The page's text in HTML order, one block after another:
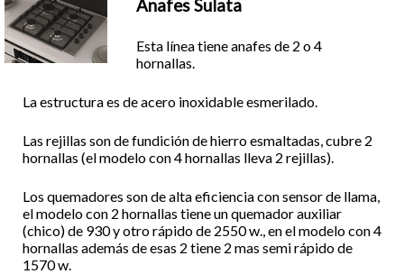
Anafes Sulata
Esta línea tiene anafes de 2 o 4
hornallas.
La estructura es de acero inoxidable esmerilado.
Las rejillas son de fundición de hierro esmaltadas, cubre 2
hornallas (el modelo con 4 hornallas lleva 2 rejillas).
Los quemadores son de alta eficiencia con sensor de llama,
el modelo con 2 hornallas tiene un quemador auxiliar
(chico) de 930 y otro rápido de 2550 w., en el modelo con 4
hornallas además de esas 2 tiene 2 mas semi rápido de
1570 w.